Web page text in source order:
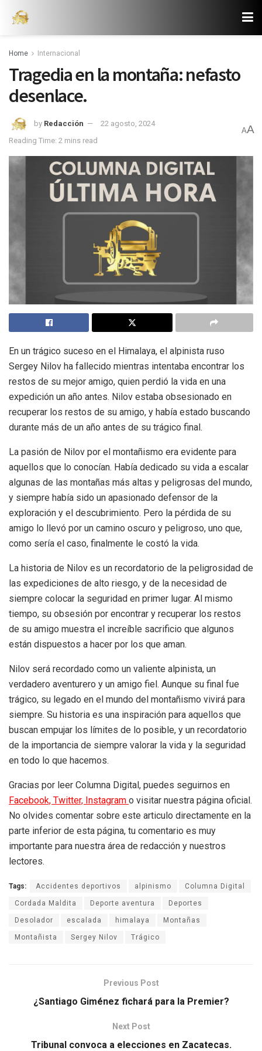
Home Internacional
Tragedia en la montaña: nefasto
desenlace.
by Redacción
22 agosto, 2024
Reading Time: 2 mins read
AA
En un trágico suceso en el Himalaya, el alpinista ruso
Sergey Nilov ha fallecido mientras intentaba encontrar los
restos de su mejor amigo, quien perdió la vida en una
expedición un año antes. Nilov estaba obsesionado en
recuperar los restos de su amigo, y había estado buscando
durante más de un año antes de su trágico final.
La pasión de Nilov por el montañismo era evidente para
aquellos que lo conocían. Había dedicado su vida a escalar
algunas de las montañas más altas y peligrosas del mundo,
y siempre había sido un apasionado defensor de la
exploración y el descubrimiento. Pero la pérdida de su
amigo lo llevó por un camino oscuro y peligroso, uno que,
como sería el caso, finalmente le costó la vida.
La historia de Nilov es un recordatorio de la peligrosidad de
las expediciones de alto riesgo, y de la necesidad de
siempre colocar la seguridad en primer lugar. Al mismo
tiempo, su obsesión por encontrar y recuperar los restos
de su amigo muestra el increíble sacrificio que algunos
están dispuestos a hacer por los que aman.
Nilov será recordado como un valiente alpinista, un
verdadero aventurero y un amigo fiel. Aunque su final fue
trágico, su legado en el mundo del montañismo vivirá para
siempre. Su historia es una inspiración para aquellos que
buscan empujar los límites de lo posible, y un recordatorio
de la importancia de siempre valorar la vida y la seguridad
en todo lo que hacemos.
Gracias por leer Columna Digital, puedes seguirnos en
Facebook, Twitter, Instagram o visitar nuestra página oficial.
No olvides comentar sobre este articulo directamente en la
parte inferior de esta página, tu comentario es muy
importante para nuestra área de redacción y nuestros
lectores.
Tags: Accidentes deportivos alpinismo Columna Digital
Cordada Maldita Deporte aventura Deportes
Desolador escalada himalaya Montañas
Montañista Sergey Nilov Trágico
Previous Post
¿Santiago Giménez fichará para la Premier?
Next Post
Tribunal convoca a elecciones en Zacatecas.